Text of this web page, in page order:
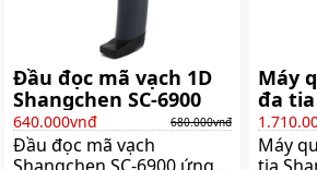
Đầu đọc mã vạch 1D
Shangchen SC-6900
640.000vnđ 680.000vnđ
Đầu đọc mã vạch
Máy
đa tia
7130
Máy